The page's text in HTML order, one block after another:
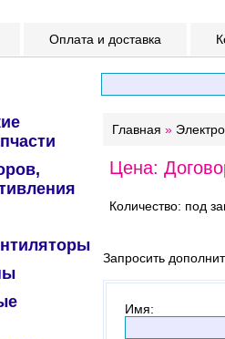
Оплата и доставка
Главная »
Цена:
Количество: под
Запросить
Имя: